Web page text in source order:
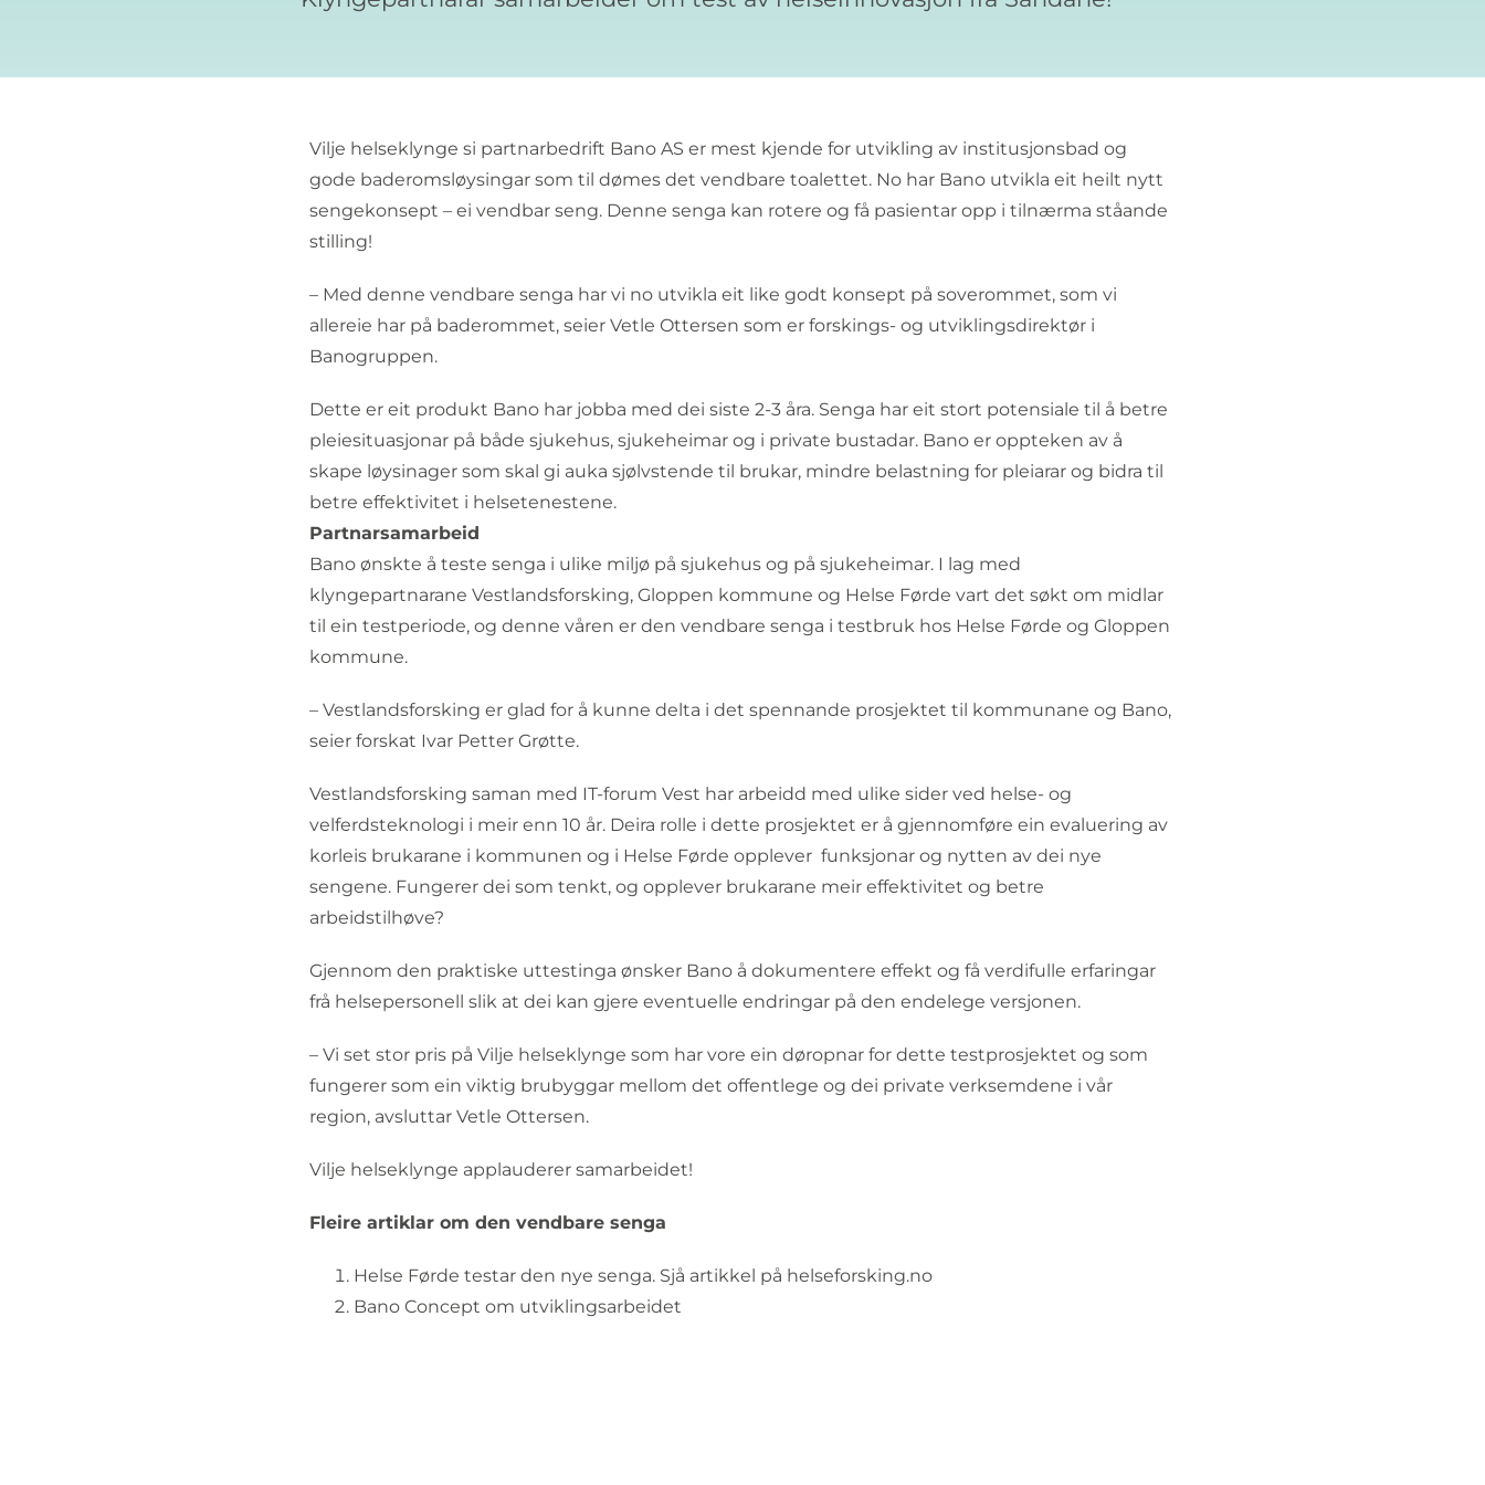
Vilje helseklynge si partnarbedrift Bano AS er mest kjende for utvikling av institusjonsbad og
gode baderomsløysingar som til dømes det vendbare toalettet. No har Bano utvikla eit heilt nytt
sengekonsept – ei vendbar seng. Denne senga kan rotere og få pasientar opp i tilnærma ståande
stilling!
– Med denne vendbare senga har vi no utvikla eit like godt konsept på soverommet, som vi
allereie har på baderommet, seier Vetle Ottersen som er forskings- og utviklingsdirektør i
Banogruppen.
Dette er eit produkt Bano har jobba med dei siste 2-3 åra. Senga har eit stort potensiale til å betre
pleiesituasjonar på både sjukehus, sjukeheimar og i private bustadar. Bano er oppteken av å
skape løysinager som skal gi auka sjølvstende til brukar, mindre belastning for pleiarar og bidra til
betre effektivitet i helsetenestene.
Partnarsamarbeid
Bano ønskte å teste senga i ulike miljø på sjukehus og på sjukeheimar. I lag med
klyngepartnarane Vestlandsforsking, Gloppen kommune og Helse Førde vart det søkt om midlar
til ein testperiode, og denne våren er den vendbare senga i testbruk hos Helse Førde og Gloppen
kommune.
– Vestlandsforsking er glad for å kunne delta i det spennande prosjektet til kommunane og Bano,
seier forskat Ivar Petter Grøtte.
Vestlandsforsking saman med IT-forum Vest har arbeidd med ulike sider ved helse- og
velferdsteknologi i meir enn 10 år. Deira rolle i dette prosjektet er å gjennomføre ein evaluering av
korleis brukarane i kommunen og i Helse Førde opplever funksjonar og nytten av dei nye
sengene. Fungerer dei som tenkt, og opplever brukarane meir effektivitet og betre
arbeidstilhøve?
Gjennom den praktiske uttestinga ønsker Bano å dokumentere effekt og få verdifulle erfaringar
frå helsepersonell slik at dei kan gjere eventuelle endringar på den endelege versjonen.
– Vi set stor pris på Vilje helseklynge som har vore ein døropnar for dette testprosjektet og som
fungerer som ein viktig brubyggar mellom det offentlege og dei private verksemdene i vår
region, avsluttar Vetle Ottersen.
Vilje helseklynge applauderer samarbeidet!
Fleire artiklar om den vendbare senga
Helse Førde testar den nye senga. Sjå artikkel på helseforsking.no
Bano Concept om utviklingsarbeidet